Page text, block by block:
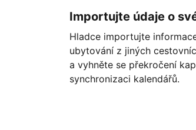
Importujte údaje o
Hladce importujte
ubytování z jiných
a vyhněte se překročení
synchronizaci kalendářů.